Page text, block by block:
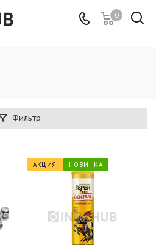
0
Фильтр
АКЦИЯ НОВИНКА